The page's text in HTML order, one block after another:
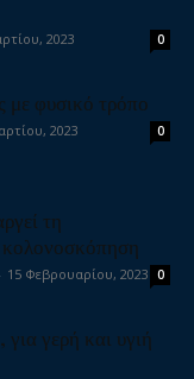
2023 0
με φυσικό τρόπο
2023 0
τη
15 Φεβρουαρίου, 2023 0
γερή και υγιή